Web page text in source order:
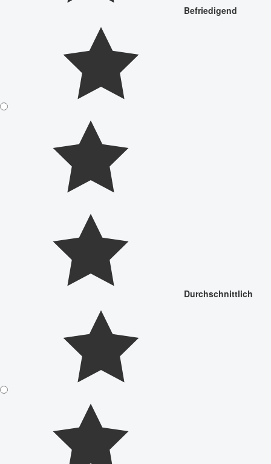
Befriedigend
Durchschnittlich